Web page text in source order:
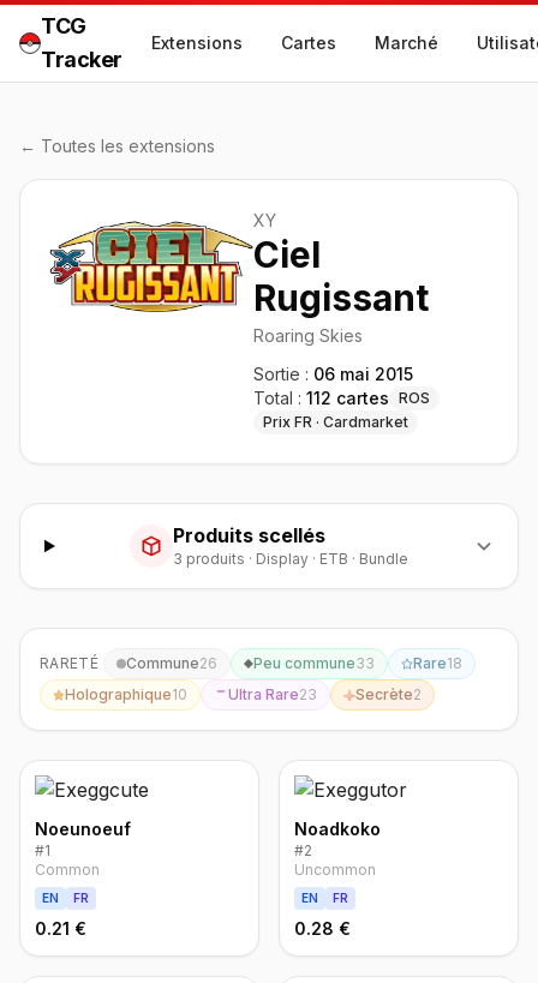
TCG
Tracker
Extensions Cartes Marché
← Toutes les extensions
XY
Ciel
Rugissant
Roaring Skies
Sortie : 06 mai 2015
Total : 112 cartes ROS
Prix FR · Cardmarket
Produits scellés
3 produits · Display · ETB · Bundle
RARETÉ Commune26 Peu commune33 Rare18
Holographique10 Ultra Rare23 Secrète2
Noeunoeuf
#1
Common
EN FR
0.21 €
Noadkoko
#2
Uncommon
EN FR
0.28 €